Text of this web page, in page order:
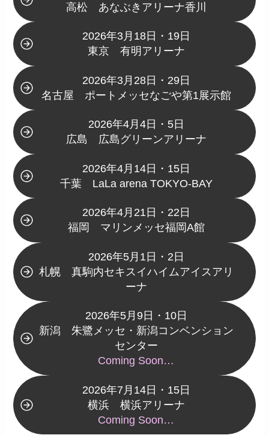
高松 あなぶきアリーナ香川
2026年3月18日・19日
東京 有明アリーナ
2026年3月28日・29日
名古屋 ポートメッセなごや第1展示館
2026年4月4日・5日
広島 広島グリーンアリーナ
2026年4月14日・15日
千葉 LaLa arena TOKYO-BAY
2026年4月21日・22日
福岡 マリンメッセ福岡A館
2026年5月1日・2日
札幌 真駒内セキスイハイムアイスアリ
ーナ
2026年5月9日・10日
新潟 朱鷺メッセ・新潟コンベンション
センター
Coming Soon…
2026年7月14日・15日
横浜 横浜アリーナ
Coming Soon…